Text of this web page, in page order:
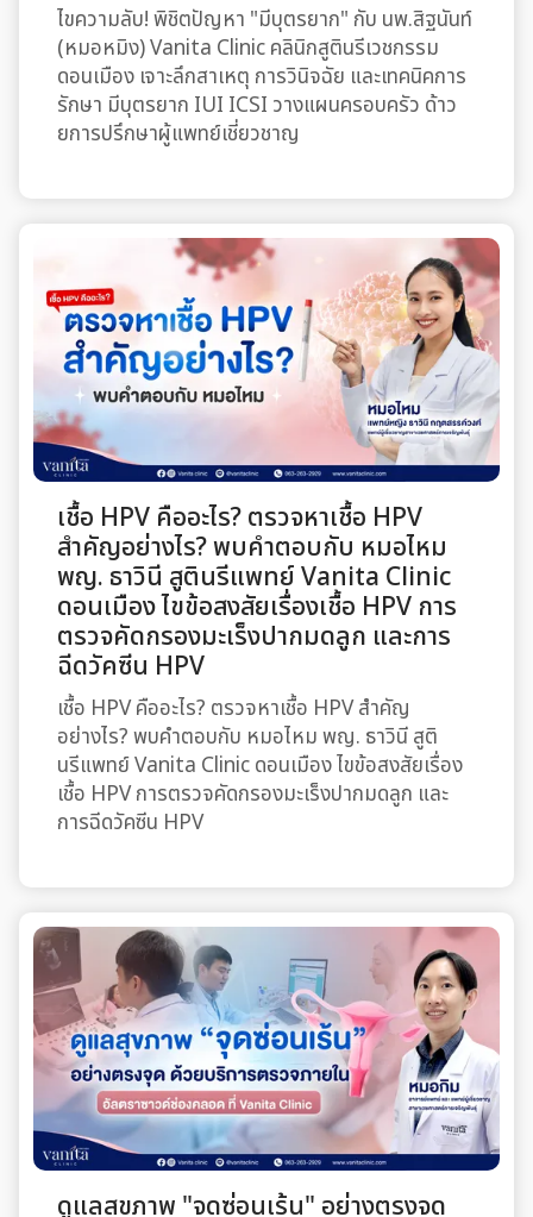
ไขความลับ! พิชิตปัญหา "มีบุตรยาก" กับ นพ.สิฐนันท์
(หมอหมิง) Vanita Clinic คลินิกสูตินรีเวชกรรม
ดอนเมือง เจาะลึกสาเหตุ การวินิจฉัย และเทคนิคการ
รักษา มีบุตรยาก IUI ICSI วางแผนครอบครัว ด้าว
ยการปรึกษาผู้แพทย์เชี่ยวชาญ
เชื้อ HPV คืออะไร? ตรวจหาเชื้อ HPV
สำคัญอย่างไร? พบคำตอบกับ หมอไหม
พญ. ธาวินี สูตินรีแพทย์ Vanita Clinic
ดอนเมือง ไขข้อสงสัยเรื่องเชื้อ HPV การ
ตรวจคัดกรองมะเร็งปากมดลูก และการ
ฉีดวัคซีน HPV
เชื้อ HPV คืออะไร? ตรวจหาเชื้อ HPV สำคัญ
อย่างไร? พบคำตอบกับ หมอไหม พญ. ธาวินี สูติ
นรีแพทย์ Vanita Clinic ดอนเมือง ไขข้อสงสัยเรื่อง
เชื้อ HPV การตรวจคัดกรองมะเร็งปากมดลูก และ
การฉีดวัคซีน HPV
ดูแลสุขภาพ "จุดซ่อนเร้น" อย่างตรงจุด